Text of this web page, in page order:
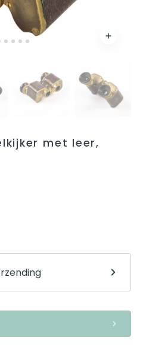
met leer,